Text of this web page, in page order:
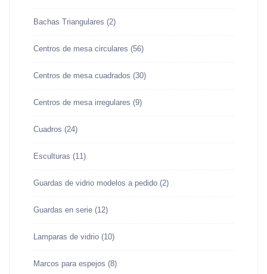
Bachas Triangulares (2)
Centros de mesa circulares (56)
Centros de mesa cuadrados (30)
Centros de mesa irregulares (9)
Cuadros (24)
Esculturas (11)
Guardas de vidrio modelos a pedido (2)
Guardas en serie (12)
Lamparas de vidrio (10)
Marcos para espejos (8)